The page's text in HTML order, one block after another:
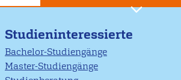
Studieninteressierte
Bachelor-Studiengänge
Master-Studiengänge